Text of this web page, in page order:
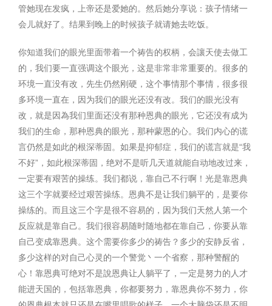
管她现在发疯，上帝还是爱她的。然后她分享说：孩子情绪一
会儿就好了。结果到晚上的时候孩子就请她去吃饭。
你知道我们的眼光里面带着一个祷告的权柄，会讓天使去做工
的，我们要一直强调这个眼光，这是非常非常重要的。很多的
环境一直没有改，先生仍然刚硬，这个事情那个事情，很多很
多环境一直在，因为我们的眼光还没有改。我们的眼光没有
改，就是因為我们里面还没有那种恩典的眼光，它还没有成为
我们的生命，那种恩典的眼光，那种蒙恩的心。我们内心的谎
言仍然是如此的根深蒂固。如果是抑郁症，我们的谎言就是“我
不好”，如此根深蒂固，绝对不是听几天道就能自动地改过来，
一定要有艰苦的操练。我们都说，靠自己不行啊！光是靠恩典
这三个字就要经过艰苦操练。恩典不是让我们躺平的，是要你
操练的。而且这三个字是很不容易的，因为我们天然人第一个
反应就是靠自己。我们很容易随时随地都在靠自己，你要从靠
自己变成靠恩典。这个需要你多少的祷告？多少的安静反省，
多少这样的对自己心灵的一个警觉丶一个省察，那种警醒的
心！靠恩典可绝对不是說恩典让人躺平了，一定是努力的人才
能进天国的，包括靠恩典，你都要努力，靠恩典你不努力，你